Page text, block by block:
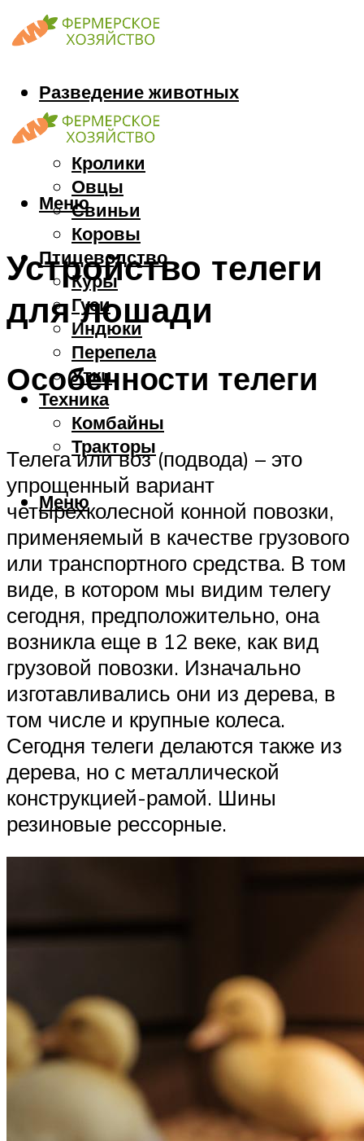
Разведение животных
Козы
Кони
Кролики
Овцы
Свиньи
Коровы
Птицеводство
Куры
Гуси
Индюки
Перепела
Утки
Техника
Комбайны
Тракторы
Меню
Меню
Устройство телеги
для лошади
Особенности телеги
Телега или воз (подвода) – это
упрощенный вариант
четырехколесной конной повозки,
применяемый в качестве грузового
или транспортного средства. В том
виде, в котором мы видим телегу
сегодня, предположительно, она
возникла еще в 12 веке, как вид
грузовой повозки. Изначально
изготавливались они из дерева, в
том числе и крупные колеса.
Сегодня телеги делаются также из
дерева, но с металлической
конструкцией-рамой. Шины
резиновые рессорные.